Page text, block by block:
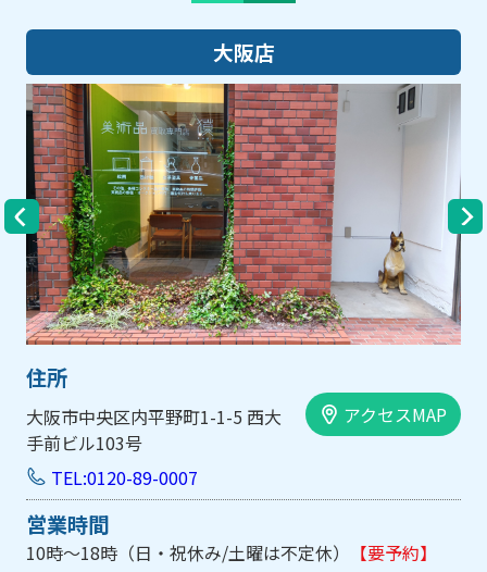
大阪店
住所
大阪市中央区内平野町1-1-5 西大
手前ビル103号
アクセスMAP
TEL:0120-89-0007
営業時間
10時～18時（日・祝休み/土曜は不定休） 【要予約】